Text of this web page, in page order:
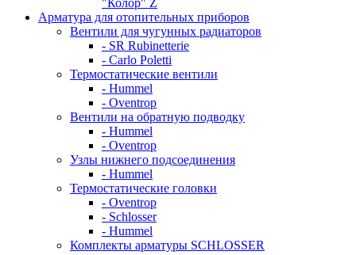
"Колор" Z
Арматура для отопительных приборов
Вентили для чугунных радиаторов
- SR Rubinetterie
- Carlo Poletti
Термостатические вентили
- Hummel
- Oventrop
Вентили на обратную подводку
- Hummel
- Oventrop
Узлы нижнего подсоединения
- Hummel
Термостатические головки
- Oventrop
- Schlosser
- Hummel
Комплекты арматуры SCHLOSSER